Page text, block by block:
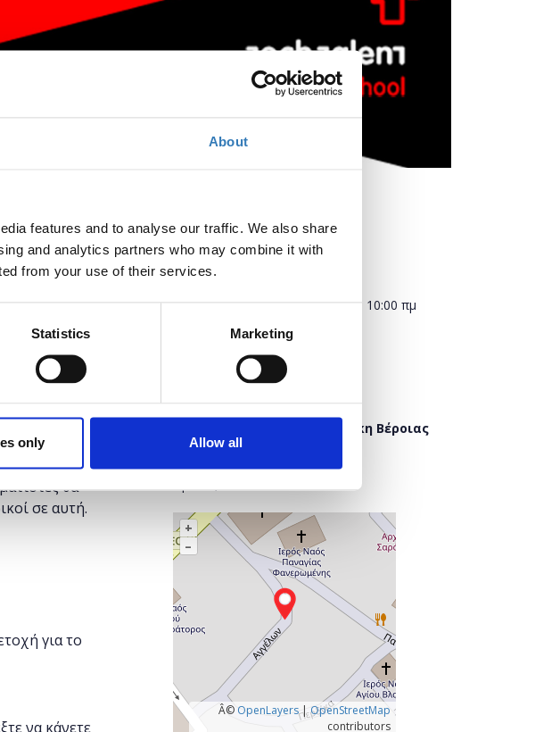
About
features and to analyse our traffic. We also share
and analytics partners who may combine it with
from your use of their services.
Statistics Marketing
only Allow all
with PHP (Veria)
λήξει.
Κατά τη
θα
σε αυτή.
για το
να κάνετε
Πότε;
Σάββατο, 16 Φεβρουαρίου 2019 10:00 πμ
Πού;
Δημόσια Κεντρική Βιβλιοθήκη Βέροιας
Έλλης 8
591 32 Βέροια
+
–
Â© OpenLayers|OpenStreetMap
contributors